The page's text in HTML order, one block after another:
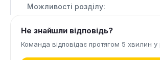
Можливості розділу:
Не знайшли відповідь?
Команда відповідає протягом 5 хвилин у